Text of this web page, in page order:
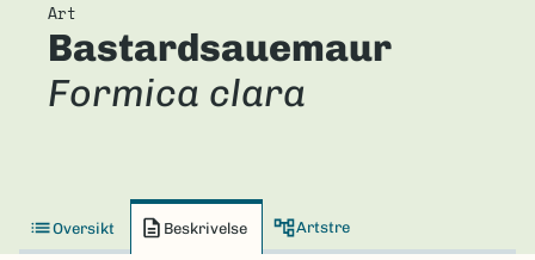
Art
Bastardsauemaur
Formica clara
Oversikt Beskrivelse Artstre